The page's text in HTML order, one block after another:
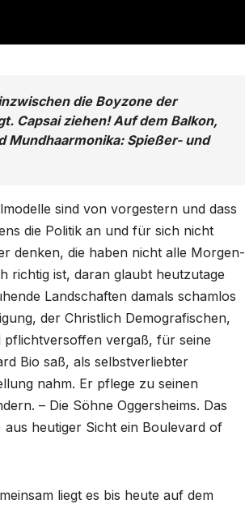
die Boyzone der
Capsai ziehen! Auf dem Balkon,
Mundhaarmonika: Spießer- und
sind von vorgestern und dass
die Politik an und für sich nicht
denken, die haben nicht alle Morgen-
richtig ist, daran glaubt heutzutage
Landschaften damals schamlos
der Christlich Demografischen,
pflichtversoffen vergaß, für seine
Bio saß, als selbstverliebter
nahm. Er pflege zu seinen
– Die Söhne Oggersheims. Das
heutiger Sicht ein Boulevard of
liegt es bis heute auf dem